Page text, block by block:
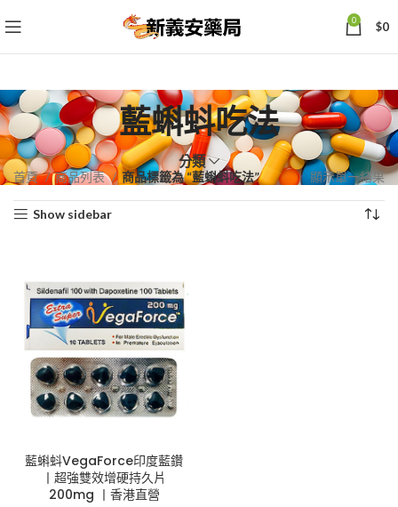
0 $0
藍蝌蚪吃法
分類
首頁 商品列表 商品標籤為 “藍蝌蚪吃法” 顯示單一結果
Show sidebar
藍蝌蚪VegaForce印度藍鑽
丨超強雙效增硬持久片
200mg 丨香港直營